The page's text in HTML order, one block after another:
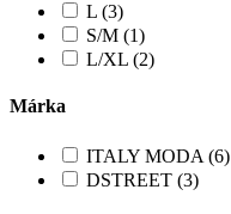
L (3)
S/M (1)
L/XL (2)
Márka
ITALY MODA (6)
DSTREET (3)